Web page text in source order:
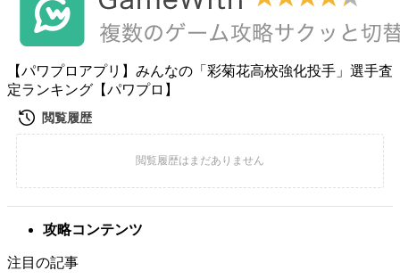
【パワプロアプリ】みんなの「彩菊花高校強化投手」選手査
定ランキング【パワプロ】
攻略コンテンツ
注目の記事